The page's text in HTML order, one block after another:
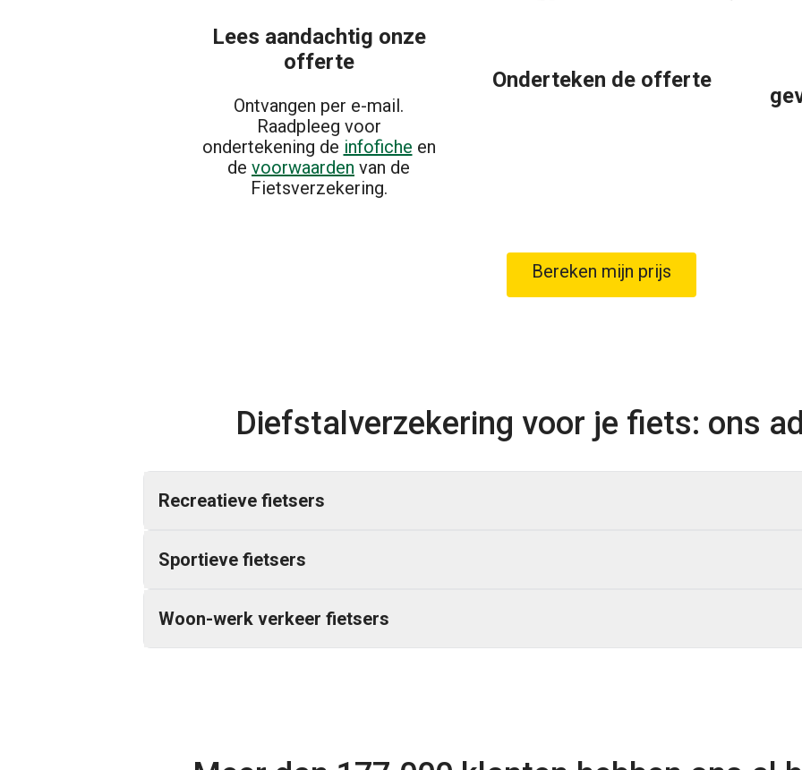
Lees aandachtig onze
offerte
Ontvangen per e-mail.
Raadpleeg voor
ondertekening de infofiche en
de voorwaarden van de
Fietsverzekering.
Onderteken de offerte
Bereken mijn prijs
Diefstalverzekering voor je fiets: ons
Recreatieve fietsers
Sportieve fietsers
Woon-werk verkeer fietsers